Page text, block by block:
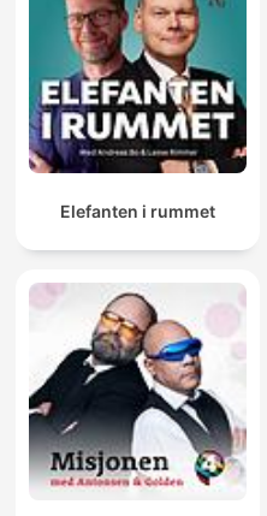
Elefanten i rummet